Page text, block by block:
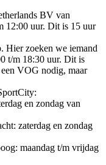
BV van
12:00 uur. Dit is 15 uur
Hier zoeken we iemand
t/m 18:30 uur. Dit is
VOG nodig, maar
en zondag van
zaterdag en zondag
maandag t/m vrijdag